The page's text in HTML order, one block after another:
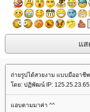
ถ่ายรูปได้สวยงาม แบบมืออาชี
ดย: ปฏิพัฒน์ IP: 125.25.23.65
อบตามมาค่า ^^